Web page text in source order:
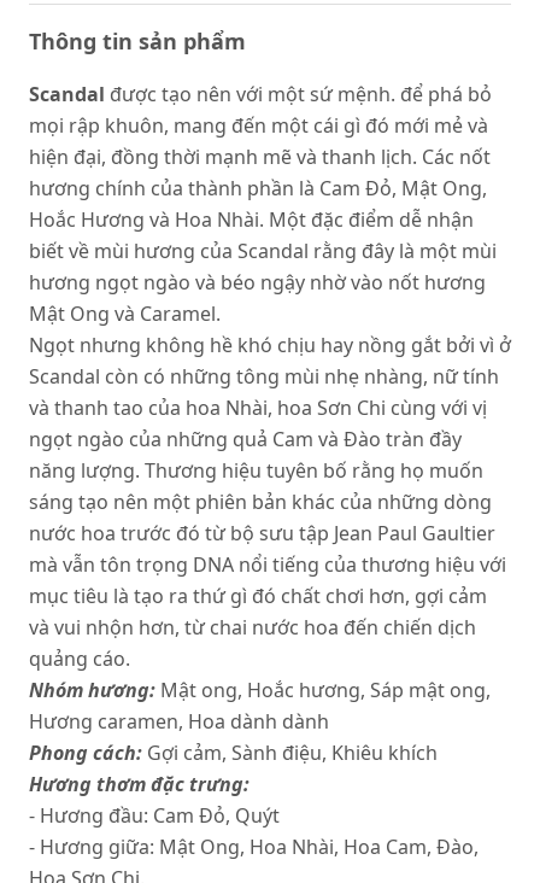
Thông tin sản phẩm
Scandal được tạo nên với một sứ mệnh. để phá bỏ
mọi rập khuôn, mang đến một cái gì đó mới mẻ và
hiện đại, đồng thời mạnh mẽ và thanh lịch. Các nốt
hương chính của thành phần là Cam Đỏ, Mật Ong,
Hoắc Hương và Hoa Nhài. Một đặc điểm dễ nhận
biết về mùi hương của Scandal rằng đây là một mùi
hương ngọt ngào và béo ngậy nhờ vào nốt hương
Mật Ong và Caramel.
Ngọt nhưng không hề khó chịu hay nồng gắt bởi vì ở
Scandal còn có những tông mùi nhẹ nhàng, nữ tính
và thanh tao của hoa Nhài, hoa Sơn Chi cùng với vị
ngọt ngào của những quả Cam và Đào tràn đầy
năng lượng. Thương hiệu tuyên bố rằng họ muốn
sáng tạo nên một phiên bản khác của những dòng
nước hoa trước đó từ bộ sưu tập Jean Paul Gaultier
mà vẫn tôn trọng DNA nổi tiếng của thương hiệu với
mục tiêu là tạo ra thứ gì đó chất chơi hơn, gợi cảm
và vui nhộn hơn, từ chai nước hoa đến chiến dịch
quảng cáo.
Nhóm hương: Mật ong, Hoắc hương, Sáp mật ong,
Hương caramen, Hoa dành dành
Phong cách: Gợi cảm, Sành điệu, Khiêu khích
Hương thơm đặc trưng:
- Hương đầu: Cam Đỏ, Quýt
- Hương giữa: Mật Ong, Hoa Nhài, Hoa Cam, Đào,